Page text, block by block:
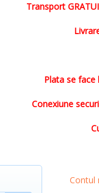
Transport
Plata se face
Conexiune
Contul